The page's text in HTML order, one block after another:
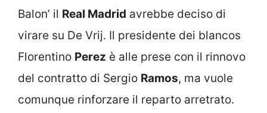
Balon’ il Real Madrid avrebbe deciso di
virare su De Vrij. Il presidente dei blancos
Florentino Perez è alle prese con il rinnovo
del contratto di Sergio Ramos, ma vuole
comunque rinforzare il reparto arretrato.